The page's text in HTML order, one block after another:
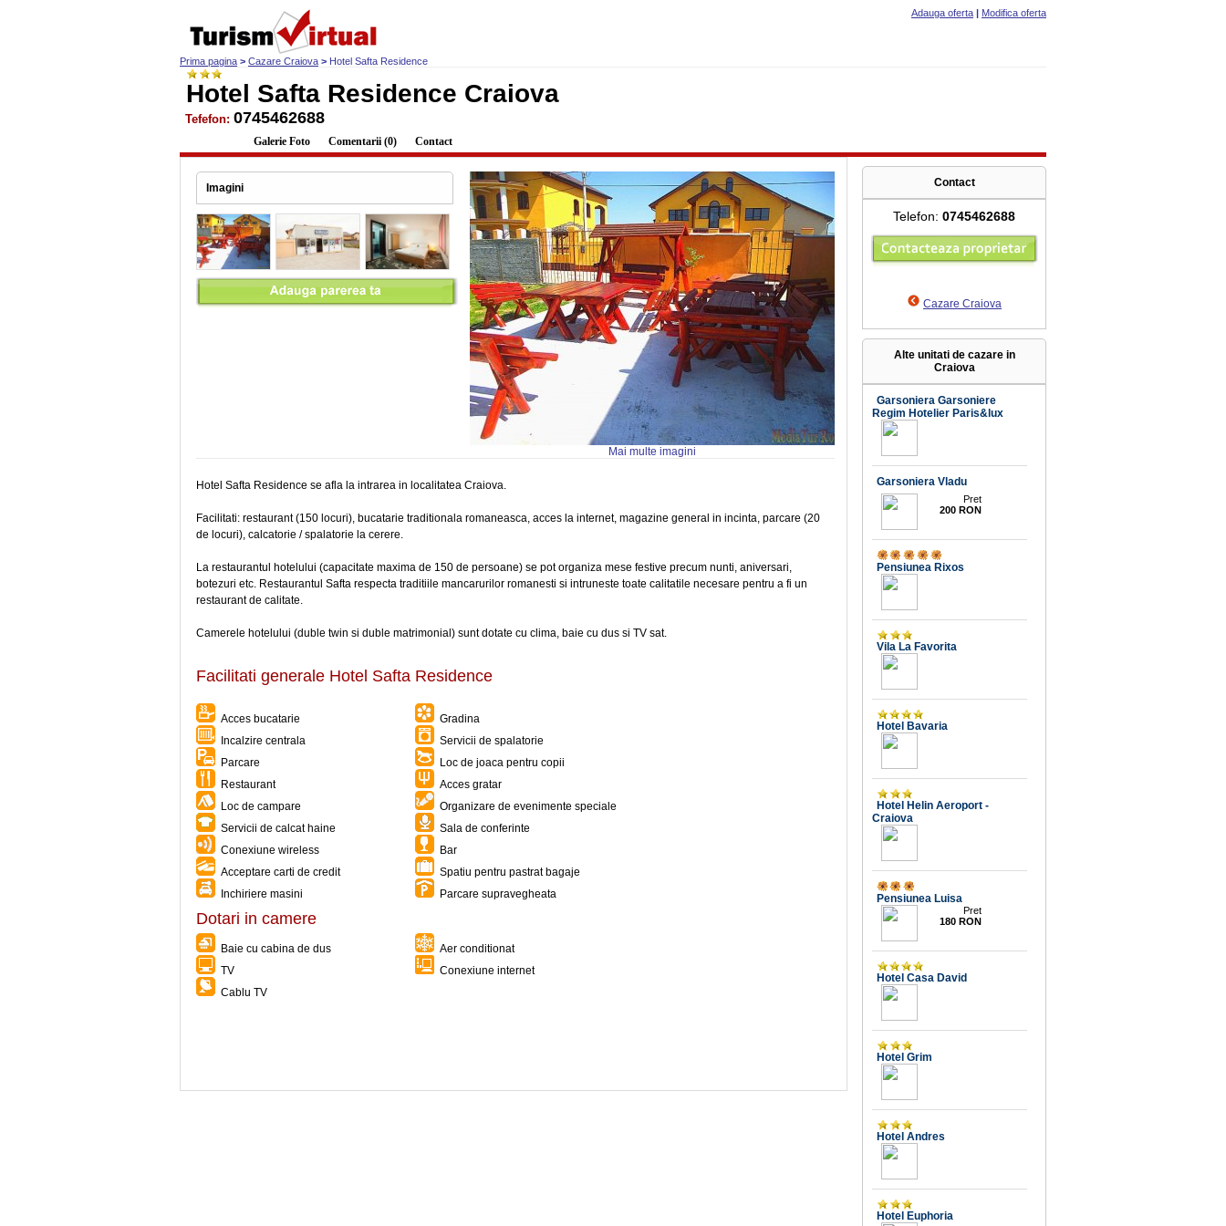
Prima pagina > Cazare Craiova > Hotel Safta Residence
Adauga oferta | Modifica oferta
Hotel Safta Residence Craiova
Tefefon: 0745462688
Galerie Foto Comentarii (0) Contact
Imagini
Mai multe imagini
Hotel Safta Residence se afla la intrarea in localitatea Craiova.
Facilitati: restaurant (150 locuri), bucatarie traditionala romaneasca, acces la internet, magazine general in incinta, parcare (20
de locuri), calcatorie / spalatorie la cerere.
La restaurantul hotelului (capacitate maxima de 150 de persoane) se pot organiza mese festive precum nunti, aniversari,
botezuri etc. Restaurantul Safta respecta traditiile mancarurilor romanesti si intruneste toate calitatile necesare pentru a fi un
restaurant de calitate.
Camerele hotelului (duble twin si duble matrimonial) sunt dotate cu clima, baie cu dus si TV sat.
Facilitati generale Hotel Safta Residence
Acces bucatarie
Gradina
Incalzire centrala
Servicii de spalatorie
Parcare
Loc de joaca pentru copii
Restaurant
Acces gratar
Loc de campare
Organizare de evenimente speciale
Servicii de calcat haine
Sala de conferinte
Conexiune wireless
Bar
Acceptare carti de credit
Spatiu pentru pastrat bagaje
Inchiriere masini
Parcare supravegheata
Dotari in camere
Baie cu cabina de dus
Aer conditionat
TV
Conexiune internet
Cablu TV
Contact
Telefon: 0745462688
Cazare Craiova
Alte unitati de cazare in
Craiova
Garsoniera Garsoniere
Regim Hotelier Paris&lux
Garsoniera Vladu
Pret
200 RON
Pensiunea Rixos
Vila La Favorita
Hotel Bavaria
Hotel Helin Aeroport -
Craiova
Pensiunea Luisa
Pret
180 RON
Hotel Casa David
Hotel Grim
Hotel Andres
Hotel Euphoria